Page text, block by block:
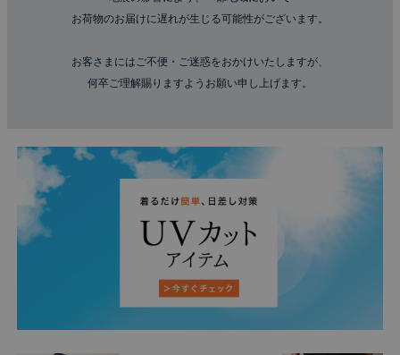
お荷物のお届けに遅れが生じる可能性がございます。
お客さまにはご不便・ご迷惑をおかけいたしますが、
何卒ご理解賜りますようお願い申し上げます。